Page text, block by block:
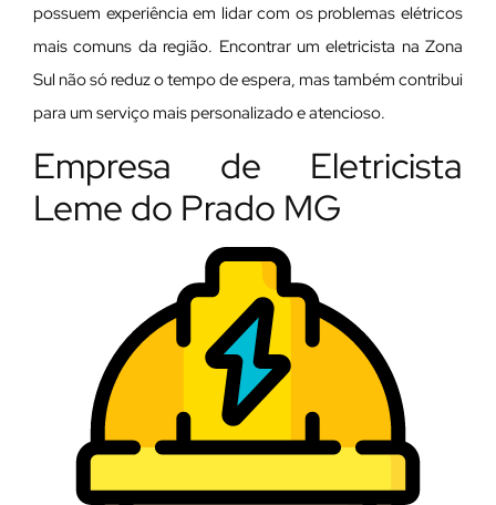
possuem experiência em lidar com os problemas elétricos
mais comuns da região. Encontrar um eletricista na Zona
Sul não só reduz o tempo de espera, mas também contribui
para um serviço mais personalizado e atencioso.
Empresa de Eletricista
Leme do Prado MG